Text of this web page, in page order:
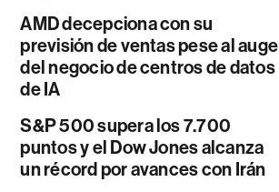
AMD decepciona con su
previsión de ventas pese al auge
del negocio de centros de datos
de IA
S&P 500 supera los 7.700
puntos y el Dow Jones alcanza
un récord por avances con Irán